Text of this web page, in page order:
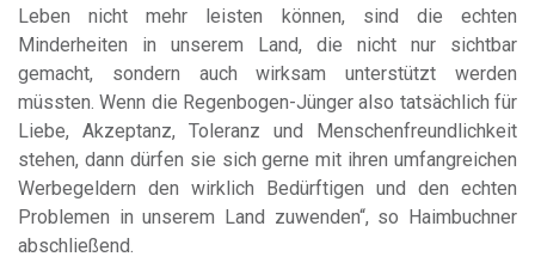
Leben nicht mehr leisten können, sind die echten
Minderheiten in unserem Land, die nicht nur sichtbar
gemacht, sondern auch wirksam unterstützt werden
müssten. Wenn die Regenbogen-Jünger also tatsächlich für
Liebe, Akzeptanz, Toleranz und Menschenfreundlichkeit
stehen, dann dürfen sie sich gerne mit ihren umfangreichen
Werbegeldern den wirklich Bedürftigen und den echten
Problemen in unserem Land zuwenden“, so Haimbuchner
abschließend.